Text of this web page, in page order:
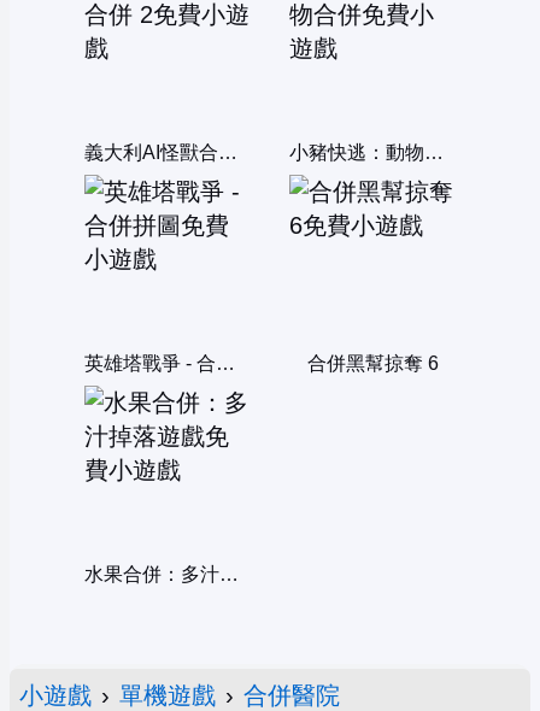
義大利AI怪獸合併 2 小豬快逃：動物合併
英雄塔戰爭 - 合併拼圖 合併黑幫掠奪 6
水果合併：多汁掉落遊戲
小遊戲 › 單機遊戲 › 合併醫院